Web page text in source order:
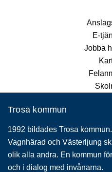
E-
Jobba
Trosa kommun
1992 bildades Trosa
Vagnhärad och Västerljung
olik alla andra. En kommun
och i dialog med invånarna.